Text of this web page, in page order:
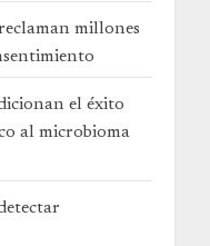
millones
el éxito
al microbioma